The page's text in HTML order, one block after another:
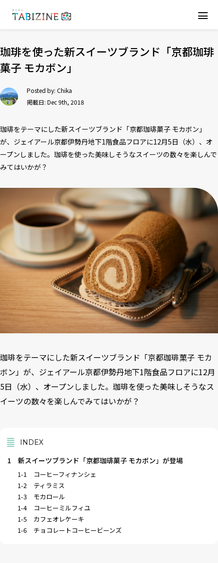
珈琲を使った新スイーツブランド「京都珈琲
菓子 モカボン」
Posted by: Chika
掲載日: Dec 9th, 2018
珈琲をテーマにした新スイーツブランド「京都珈琲菓子 モカボン」
が、ジェイアール京都伊勢丹地下1階食品フロアに12月5日（水）、オ
ープンしました。珈琲を使った美味しそうなスイーツの数々を楽しんで
みてはいかが？
珈琲をテーマにした新スイーツブランド「京都珈琲菓子 モカ
ボン」が、ジェイアール京都伊勢丹地下1階食品フロアに12月
5日（水）、オープンしました。珈琲を使った美味しそうなス
イーツの数々を楽しんでみてはいかが？
INDEX
1 新スイーツブランド「京都珈琲菓子 モカボン」が登場
1-1
コーヒーフィナンシェ
1-2
ティラミス
1-3
モカロール
1-4
コーヒーミルフィユ
1-5
カフェオレケーキ
1-6
チョコレートコーヒービーンズ